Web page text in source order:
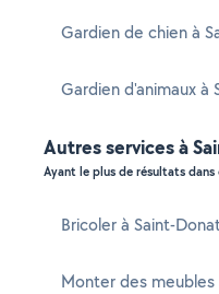
Gardien de chien à
Gardien d'animaux à
Autres services à
Ayant le plus de résultats
Bricoler à Saint-
Monter des meubles